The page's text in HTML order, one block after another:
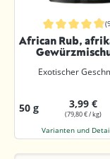
Durchschnittliche
African Rub,
Exotischer
50 g 3,99 €
(79,80 € / kg)
Varianten und